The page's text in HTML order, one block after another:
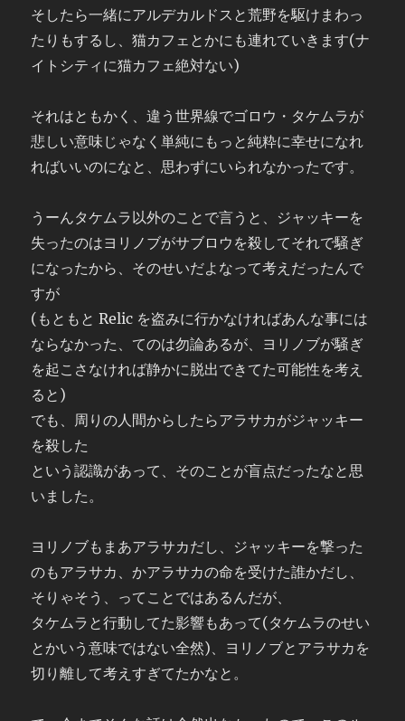
そしたら一緒にアルデカルドスと荒野を駆けまわっ
たりもするし、猫カフェとかにも連れていきます(ナ
イトシティに猫カフェ絶対ない)
それはともかく、違う世界線でゴロウ・タケムラが
悲しい意味じゃなく単純にもっと純粋に幸せになれ
ればいいのになと、思わずにいられなかったです。
うーんタケムラ以外のことで言うと、ジャッキーを
失ったのはヨリノブがサブロウを殺してそれで騒ぎ
になったから、そのせいだよなって考えだったんで
すが
(もともと Relic を盗みに行かなければあんな事には
ならなかった、てのは勿論あるが、ヨリノブが騒ぎ
を起こさなければ静かに脱出できてた可能性を考え
ると)
でも、周りの人間からしたらアラサカがジャッキー
を殺した
という認識があって、そのことが盲点だったなと思
いました。
ヨリノブもまあアラサカだし、ジャッキーを撃った
のもアラサカ、かアラサカの命を受けた誰かだし、
そりゃそう、ってことではあるんだが、
タケムラと行動してた影響もあって(タケムラのせい
とかいう意味ではない全然)、ヨリノブとアラサカを
切り離して考えすぎてたかなと。